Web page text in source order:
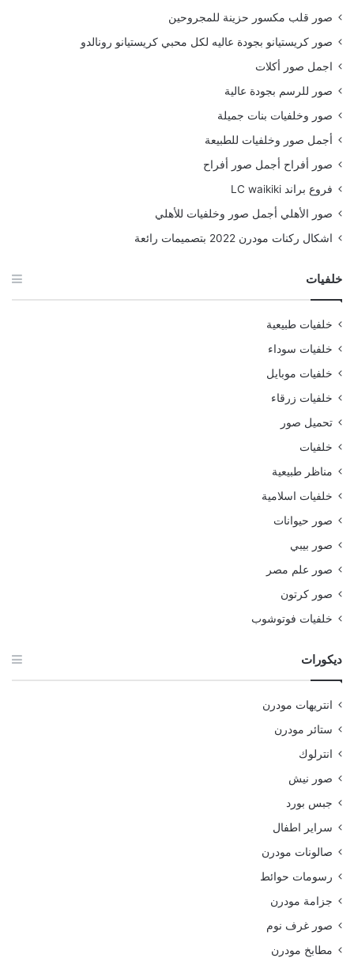
صور قلب مكسور حزينة للمجروحين
صور كريستيانو بجودة عاليه لكل محبي كريستيانو رونالدو
اجمل صور أكلات
صور للرسم بجودة عالية
صور وخلفيات بنات جميلة
أجمل صور وخلفيات للطبيعة
صور أفراح أجمل صور أفراح
فروع براند LC waikiki
صور الأهلي أجمل صور وخلفيات للأهلي
اشكال ركنات مودرن 2022 بتصميمات رائعة
خلفيات
خلفيات طبيعية
خلفيات سوداء
خلفيات موبايل
خلفيات زرقاء
تحميل صور
خلفيات
مناظر طبيعية
خلفيات اسلامية
صور حيوانات
صور بيبي
صور علم مصر
صور كرتون
خلفيات فوتوشوب
ديكورات
انتريهات مودرن
ستائر مودرن
انترلوك
صور نيش
جبس بورد
سراير اطفال
صالونات مودرن
رسومات حوائط
جزامة مودرن
صور غرف نوم
مطابخ مودرن